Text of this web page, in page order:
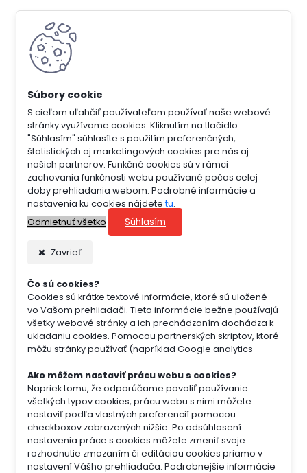
S cieľom uľahčiť používateľom používať naše webové
stránky využívame cookies. Kliknutím na tlačidlo
"Súhlasím" súhlasíte s použitím preferenčných,
štatistických aj marketingových cookies pre nás aj
našich partnerov. Funkčné cookies sú v rámci
zachovania funkčnosti webu používané počas celej
doby prehliadania webom. Podrobné informácie a
nastavenia ku cookies nájdete tu.
Odmietnuť všetko
Súhlasím
Zavrieť
Čo sú cookies?
Cookies sú krátke textové informácie, ktoré sú uložené
vo Vašom prehliadači. Tieto informácie bežne používajú
všetky webové stránky a ich prechádzaním dochádza k
ukladaniu cookies. Pomocou partnerských skriptov, ktoré
môžu stránky používať (napríklad Google analytics
Ako môžem nastaviť prácu webu s cookies?
Napriek tomu, že odporúčame povoliť používanie
všetkých typov cookies, prácu webu s nimi môžete
nastaviť podľa vlastných preferencií pomocou
checkboxov zobrazených nižšie. Po odsúhlasení
nastavenia práce s cookies môžete zmeniť svoje
rozhodnutie zmazaním či editáciou cookies priamo v
nastavení Vášho prehliadača. Podrobnejšie informácie